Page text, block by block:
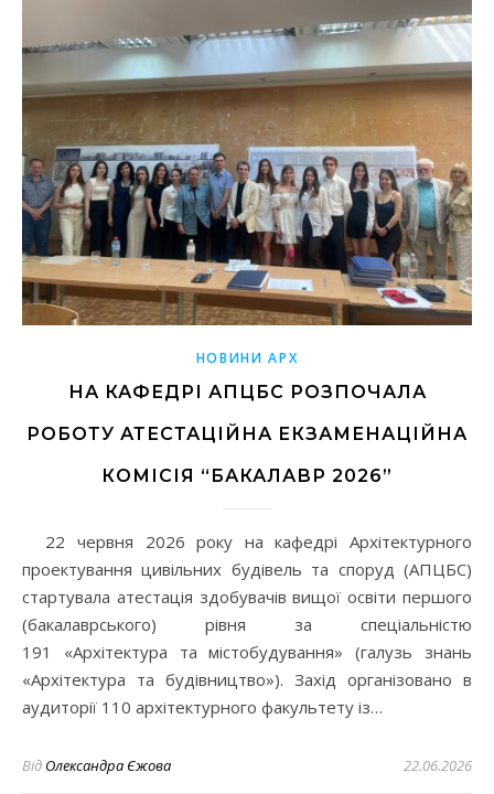
НОВИНИ АРХ
НА КАФЕДРІ АПЦБС РОЗПОЧАЛА
РОБОТУ АТЕСТАЦІЙНА ЕКЗАМЕНАЦІЙНА
КОМІСІЯ “БАКАЛАВР 2026”
22 червня 2026 року на кафедрі Архітектурного
проектування цивільних будівель та споруд (АПЦБС)
стартувала атестація здобувачів вищої освіти першого
(бакалаврського) рівня за спеціальністю
191 «Архітектура та містобудування» (галузь знань
«Архітектура та будівництво»). Захід організовано в
аудиторії 110 архітектурного факультету із…
Від Олександра Єжова 22.06.2026